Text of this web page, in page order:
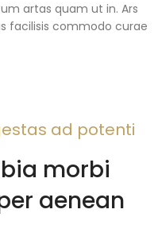
artas quam ut in. Ars
facilisis commodo curae
ad potenti
morbi
aenean